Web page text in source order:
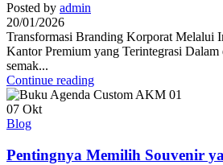
Posted by admin
20/01/2026
Transformasi Branding Korporat Melalui
Kantor Premium yang Terintegrasi
semak...
Continue reading
07 Okt
Blog
Pentingnya Memilih Souvenir